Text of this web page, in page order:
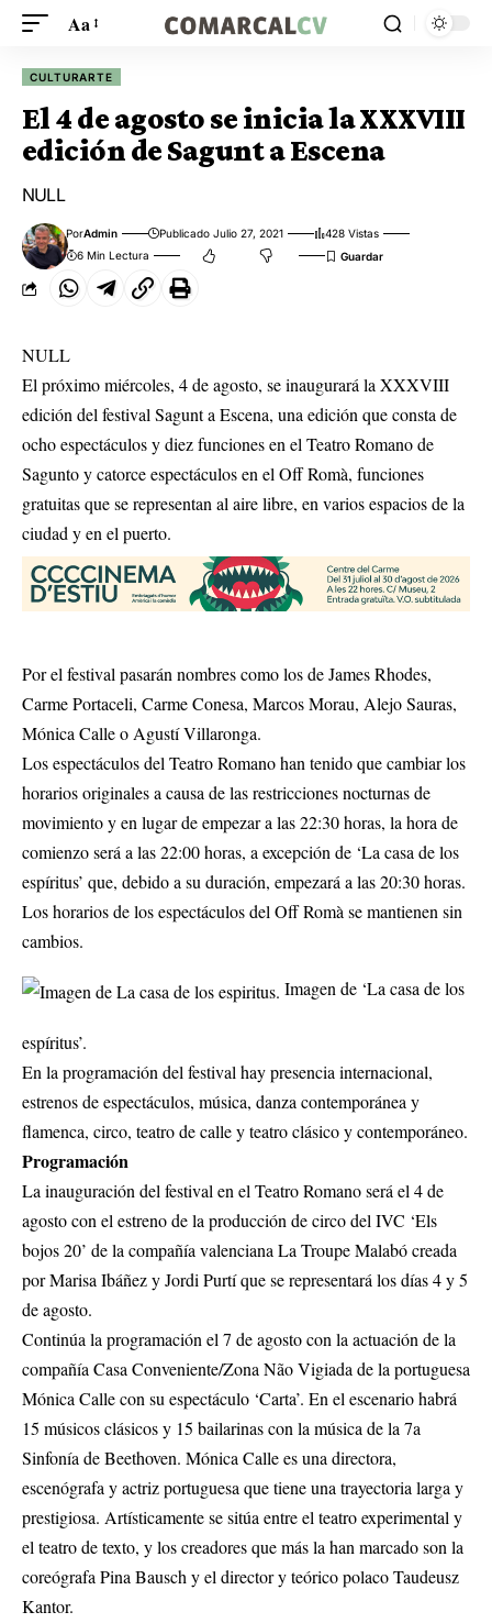
Aa
CULTURARTE
El 4 de agosto se inicia la XXXVIII
edición de Sagunt a Escena
NULL
PorAdmin Publicado Julio 27, 2021
428 Vistas
6 Min Lectura
NULL
El próximo miércoles, 4 de agosto, se inaugurará la XXXVIII
edición del festival Sagunt a Escena, una edición que consta de
ocho espectáculos y diez funciones en el Teatro Romano de
Sagunto y catorce espectáculos en el Off Romà, funciones
gratuitas que se representan al aire libre, en varios espacios de la
ciudad y en el puerto.
Por el festival pasarán nombres como los de James Rhodes,
Carme Portaceli, Carme Conesa, Marcos Morau, Alejo Sauras,
Mónica Calle o Agustí Villaronga.
Los espectáculos del Teatro Romano han tenido que cambiar los
horarios originales a causa de las restricciones nocturnas de
movimiento y en lugar de empezar a las 22:30 horas, la hora de
comienzo será a las 22:00 horas, a excepción de ‘La casa de los
espíritus’ que, debido a su duración, empezará a las 20:30 horas.
Los horarios de los espectáculos del Off Romà se mantienen sin
cambios.
Imagen de ‘La casa de los
espíritus’.
En la programación del festival hay presencia internacional,
estrenos de espectáculos, música, danza contemporánea y
flamenca, circo, teatro de calle y teatro clásico y contemporáneo.
Programación
La inauguración del festival en el Teatro Romano será el 4 de
agosto con el estreno de la producción de circo del IVC ‘Els
bojos 20’ de la compañía valenciana La Troupe Malabó creada
por Marisa Ibáñez y Jordi Purtí que se representará los días 4 y 5
de agosto.
Continúa la programación el 7 de agosto con la actuación de la
compañía Casa Conveniente/Zona Não Vigiada de la portuguesa
Mónica Calle con su espectáculo ‘Carta’. En el escenario habrá
15 músicos clásicos y 15 bailarinas con la música de la 7a
Sinfonía de Beethoven. Mónica Calle es una directora,
escenógrafa y actriz portuguesa que tiene una trayectoria larga y
prestigiosa. Artísticamente se sitúa entre el teatro experimental y
el teatro de texto, y los creadores que más la han marcado son la
coreógrafa Pina Bausch y el director y teórico polaco Taudeusz
Kantor.